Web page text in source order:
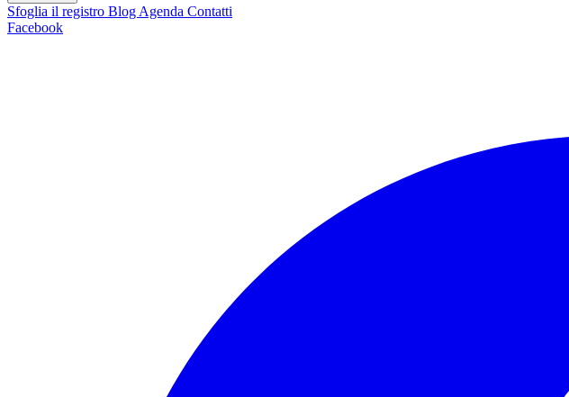
Sfoglia il registro Blog Agenda Contatti
Facebook